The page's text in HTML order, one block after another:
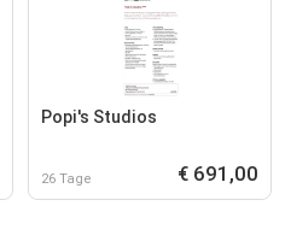
Popi's Studios
26 Tage € 691,00